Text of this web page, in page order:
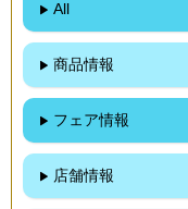
All
商品情報
フェア情報
店舗情報